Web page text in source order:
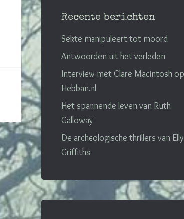
Recente berichten
Sekte manipuleert tot moord
Antwoorden uit het verleden
Interview met Clare Macintosh op
Hebban.nl
Het spannende leven van Ruth
Galloway
De archeologische thrillers van Elly
Griffiths